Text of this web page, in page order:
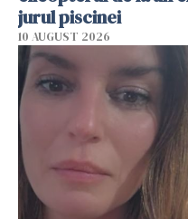
jurul piscinei
10 AUGUST 2026